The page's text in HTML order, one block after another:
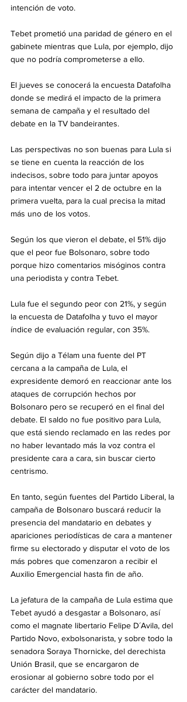
intención de voto.
Tebet prometió una paridad de género en el
gabinete mientras que Lula, por ejemplo, dijo
que no podría comprometerse a ello.
El jueves se conocerá la encuesta Datafolha
donde se medirá el impacto de la primera
semana de campaña y el resultado del
debate en la TV bandeirantes.
Las perspectivas no son buenas para Lula si
se tiene en cuenta la reacción de los
indecisos, sobre todo para juntar apoyos
para intentar vencer el 2 de octubre en la
primera vuelta, para la cual precisa la mitad
más uno de los votos.
Según los que vieron el debate, el 51% dijo
que el peor fue Bolsonaro, sobre todo
porque hizo comentarios misóginos contra
una periodista y contra Tebet.
Lula fue el segundo peor con 21%, y según
la encuesta de Datafolha y tuvo el mayor
índice de evaluación regular, con 35%.
Según dijo a Télam una fuente del PT
cercana a la campaña de Lula, el
expresidente demoró en reaccionar ante los
ataques de corrupción hechos por
Bolsonaro pero se recuperó en el final del
debate. El saldo no fue positivo para Lula,
que está siendo reclamado en las redes por
no haber levantado más la voz contra el
presidente cara a cara, sin buscar cierto
centrismo.
En tanto, según fuentes del Partido Liberal, la
campaña de Bolsonaro buscará reducir la
presencia del mandatario en debates y
apariciones periodísticas de cara a mantener
firme su electorado y disputar el voto de los
más pobres que comenzaron a recibir el
Auxilio Emergencial hasta fin de año.
La jefatura de la campaña de Lula estima que
Tebet ayudó a desgastar a Bolsonaro, así
como el magnate libertario Felipe D´Avila, del
Partido Novo, exbolsonarista, y sobre todo la
senadora Soraya Thornicke, del derechista
Unión Brasil, que se encargaron de
erosionar al gobierno sobre todo por el
carácter del mandatario.